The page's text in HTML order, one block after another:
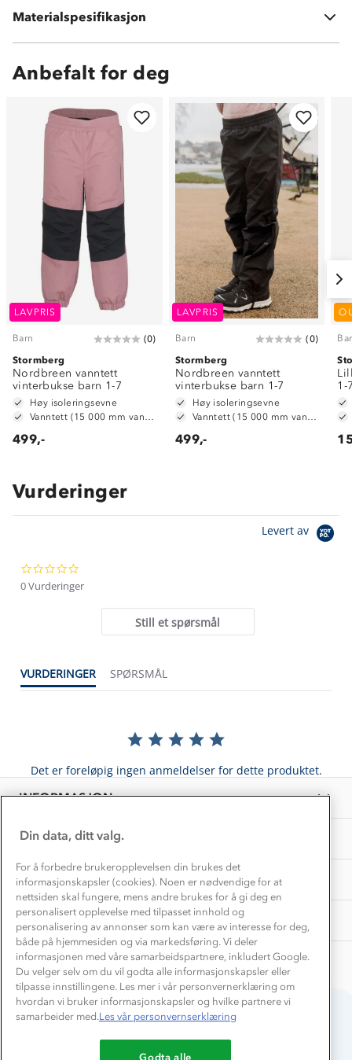
Materialspesifikasjon
Fôring: 100 % polyester
Anbefalt for deg
LAVPRIS
Barn (0)
Stormberg
Nordbreen vanntett
vinterbukse barn 1-7
Høy isoleringsevne
499,-
LAVPRIS
Barn (0)
Stormberg
Nordbreen vanntett
vinterbukse barn 1-7
Høy isoleringsevne
499,-
1-
Vurderinger
Levert av
star
0 Vurderinger
Still et spørsmål
VURDERINGER SPØRSMÅL
Det er foreløpig ingen anmeldelser for dette produktet.
INFORMASJON
Kundeservice
Kundeklubb
Bedrift, barnehage og SFO
Presse
OM OSS
Klima og miljø
1% til samfunnet
Samarbeide med oss?
TIPS OG RÅD
Trelagsprinsippet barn
Alt du trenger til Norgesferien
Gravidklær
Vask og vedlikehold
EL-retur
Store størrelser
Turmat oppskrifter
Beredskap
AKTIVITETER
Få turinspirasjon og tips her⛰
Overnatte utendørs⛺
Leirskole 🥾
Barnehageansatt
Tips til hyttetur
Du betaler enkelt med
Din data, ditt valg.
For å forbedre brukeropplevelsen din brukes det
informasjonskapsler (cookies). Noen er nødvendige for at
nettsiden skal fungere, mens andre brukes for å gi deg en
personalisert opplevelse med tilpasset innhold og
personalisering av annonser som kan være av interesse for deg,
både på hjemmesiden og via markedsføring. Vi deler
informasjonen med våre samarbeidspartnere, inkludert Google.
Du velger selv om du vil godta alle informasjonskapsler eller
tilpasse innstillingene. Les mer i vår personvernerklæring om
hvordan vi bruker informasjonskapsler og hvilke partnere vi
samarbeider med.Les vår personvernserklæring
Godta alle